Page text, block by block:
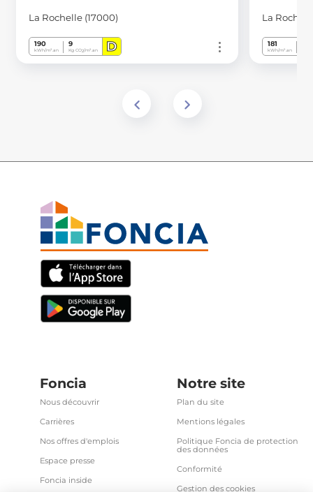
La Rochelle (17000)
190
kWh/m².an
9
Kg CO2/m².an D
La
181
kWh/m².an
Foncia
Nous découvrir
Carrières
Nos offres d'emplois
Espace presse
Foncia inside
Notre site
Plan du site
Mentions légales
Politique Foncia de protection
des données
Conformité
Gestion des cookies